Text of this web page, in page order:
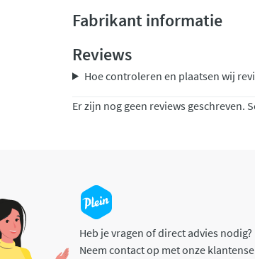
Fabrikant informatie
Reviews
Hoe controleren en plaatsen wij
Er zijn nog geen reviews geschreven.
Heb je vragen of direct advies nodig?
Neem contact op met onze